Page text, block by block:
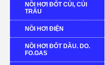
NỒI HƠI ĐỐT CỦI, CỦI
TRÂU
NỒI HƠI ĐIỆN
NỒI HƠI ĐỐT DẦU. DO.
FO.GAS